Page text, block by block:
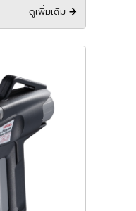
ดูเพิ่มเติม